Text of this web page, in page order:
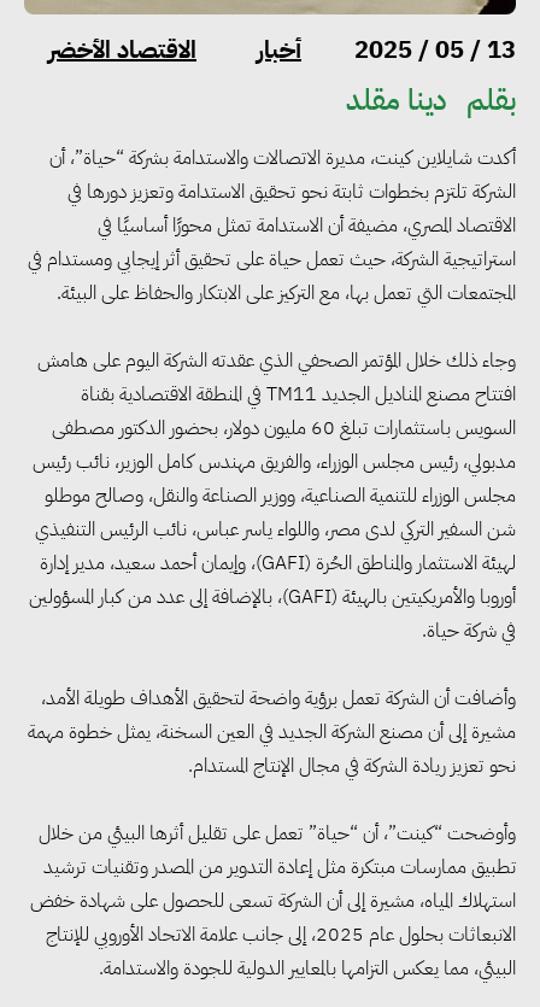
13 / 05 / 2025 أخبار الاقتصاد الأخضر
بقلم دينا مقلد
أكدت شايلاين كينت، مديرة الاتصالات والاستدامة بشركة “حياة”، أن
الشركة تلتزم بخطوات ثابتة نحو تحقيق الاستدامة وتعزيز دورها في
الاقتصاد المصري، مضيفة أن الاستدامة تمثل محورًا أساسيًا في
استراتيجية الشركة، حيث تعمل حياة على تحقيق أثر إيجابي ومستدام في
المجتمعات التي تعمل بها، مع التركيز على الابتكار والحفاظ على البيئة.
وجاء ذلك خلال المؤتمر الصحفي الذي عقدته الشركة اليوم على هامش
افتتاح مصنع المناديل الجديد TM11 في المنطقة الاقتصادية بقناة
السويس باستثمارات تبلغ 60 مليون دولار، بحضور الدكتور مصطفى
مدبولي، رئيس مجلس الوزراء، والفريق مهندس كامل الوزير، نائب رئيس
مجلس الوزراء للتنمية الصناعية، ووزير الصناعة والنقل، وصالح موطلو
شن السفير التركي لدى مصر، واللواء ياسر عباس، نائب الرئيس التنفيذي
لهيئة الاستثمار والمناطق الحُرة (GAFI)، وإيمان أحمد سعيد، مدير إدارة
أوروبا والأمريكيتين بالهيئة (GAFI)، بالإضافة إلى عدد من كبار المسؤولين
في شركة حياة.
وأضافت أن الشركة تعمل برؤية واضحة لتحقيق الأهداف طويلة الأمد،
مشيرة إلى أن مصنع الشركة الجديد في العين السخنة، يمثل خطوة مهمة
نحو تعزيز ريادة الشركة في مجال الإنتاج المستدام.
وأوضحت “كينت”، أن “حياة” تعمل على تقليل أثرها البيئي من خلال
تطبيق ممارسات مبتكرة مثل إعادة التدوير من المصدر وتقنيات ترشيد
استهلاك المياه، مشيرة إلى أن الشركة تسعى للحصول على شهادة خفض
الانبعاثات بحلول عام 2025، إلى جانب علامة الاتحاد الأوروبي للإنتاج
البيئي، مما يعكس التزامها بالمعايير الدولية للجودة والاستدامة.